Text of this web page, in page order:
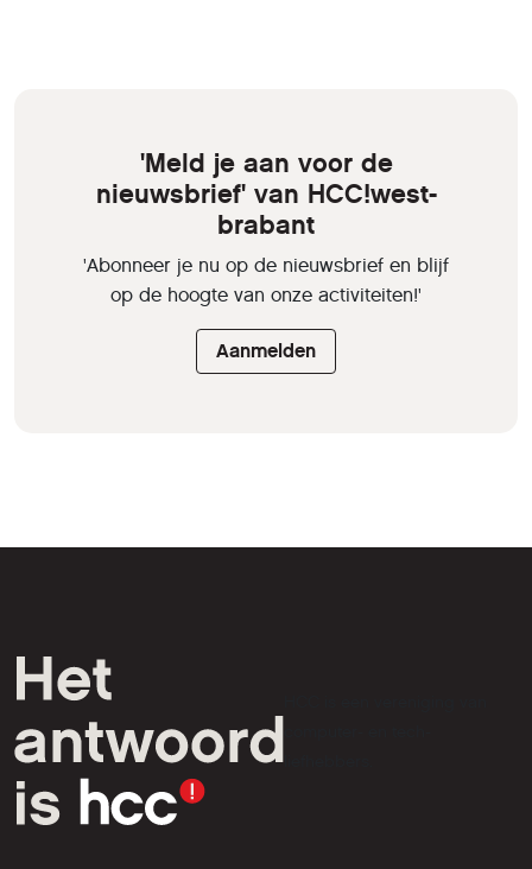
'Meld je aan voor de
nieuwsbrief' van HCC!west-
brabant
'Abonneer je nu op de nieuwsbrief en blijf
op de hoogte van onze activiteiten!'
Aanmelden
liefhebbers.